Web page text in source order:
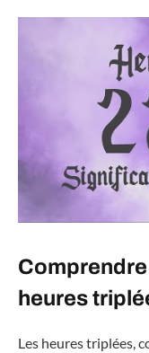
heures
Les heures triplées,